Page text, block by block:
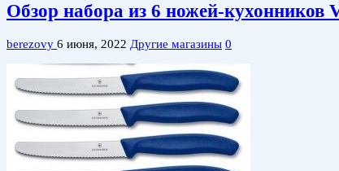
Обзор набора из 6 ножей-
berezovy 6 июня, 2022 Другие магазины 0